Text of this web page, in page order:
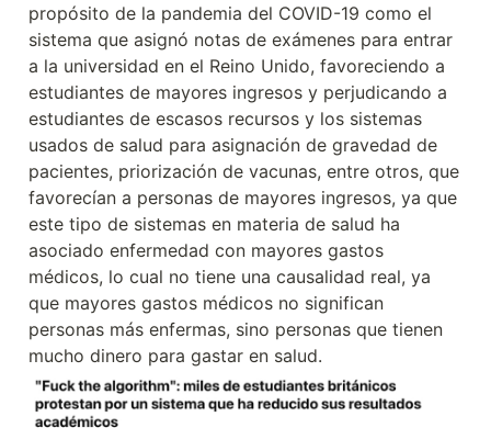
propósito de la pandemia del COVID-19 como el
sistema que asignó notas de exámenes para entrar
a la universidad en el Reino Unido, favoreciendo a
estudiantes de mayores ingresos y perjudicando a
estudiantes de escasos recursos y los sistemas
usados de salud para asignación de gravedad de
pacientes, priorización de vacunas, entre otros, que
favorecían a personas de mayores ingresos, ya que
este tipo de sistemas en materia de salud ha
asociado enfermedad con mayores gastos
médicos, lo cual no tiene una causalidad real, ya
que mayores gastos médicos no significan
personas más enfermas, sino personas que tienen
mucho dinero para gastar en salud.